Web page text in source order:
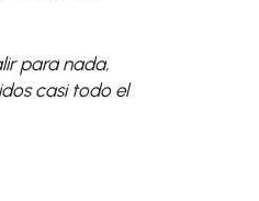
para nada,
casi todo el